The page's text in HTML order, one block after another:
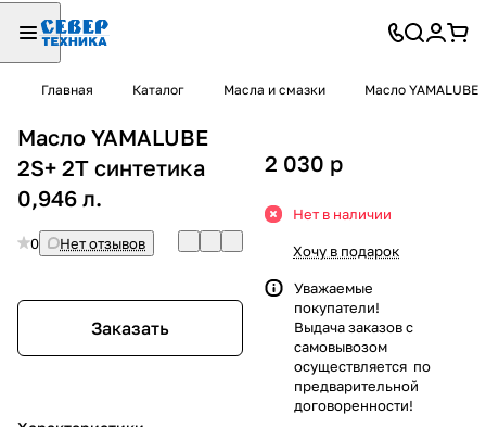
Главная Каталог Масла и смазки Масло YAMALUBE
Масло YAMALUBE
2S+ 2T синтетика
0,946 л.
0 Нет отзывов
Заказать
2 030 p
Нет в наличии
Хочу в подарок
Уважаемые
покупатели!
Выдача заказов с
самовывозом
осуществляется по
предварительной
договоренности!